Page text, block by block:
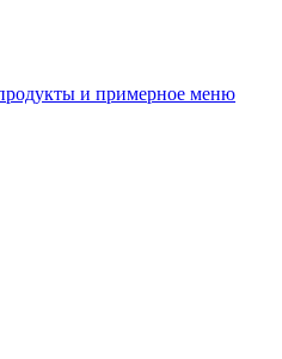
и примерное меню